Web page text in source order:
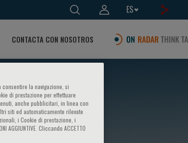
ES
CONTACTA CON NOSOTROS
la navigazione, si
di prestazione per effettuare
anche pubblicitari, in linea con
siti ed automaticamente rilevate
i Cookie di prestazione, i
Cliccando ACCETTO